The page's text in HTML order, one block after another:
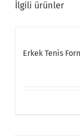
İlgili ürünler
Erkek Tenis